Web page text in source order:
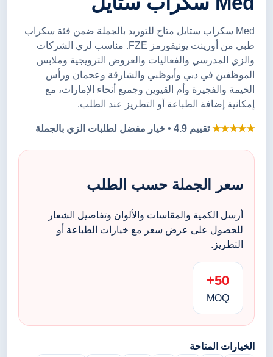
Med سكراب ستايل متاح للتوريد بالجملة ضمن فئة سكراب
طبي من أورينت يونيفورمز FZE. مناسب لزي الشركات
والزي المدرسي والفعاليات والعروض الترويجية وملابس
الموظفين في دبي وأبوظبي والشارقة وعجمان ورأس
الخيمة والفجيرة وأم القيوين وجميع أنحاء الإمارات، مع
إمكانية إضافة الطباعة أو التطريز عند الطلب.
★★★★★تقييم 4.9 • خيار مفضل لطلبات الزي بالجملة
سعر الجملة حسب الطلب
أرسل الكمية والمقاسات والألوان وتفاصيل الشعار
للحصول على عرض سعر مع خيارات الطباعة أو
التطريز.
50+
MOQ
الخيارات المتاحة